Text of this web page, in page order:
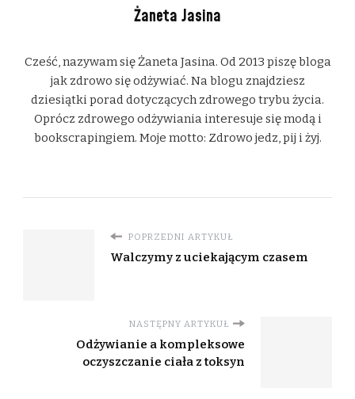
Żaneta Jasina
Cześć, nazywam się Żaneta Jasina. Od 2013 piszę bloga
jak zdrowo się odżywiać. Na blogu znajdziesz
dziesiątki porad dotyczących zdrowego trybu życia.
Oprócz zdrowego odżywiania interesuje się modą i
bookscrapingiem. Moje motto: Zdrowo jedz, pij i żyj.
POPRZEDNI ARTYKUŁ
Walczymy z uciekającym czasem
NASTĘPNY ARTYKUŁ
Odżywianie a kompleksowe
oczyszczanie ciała z toksyn